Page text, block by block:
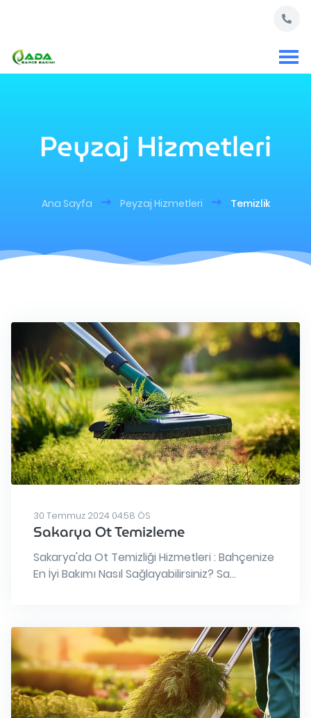
Peyzaj Hizmetleri
Ana Sayfa Peyzaj Hizmetleri Temizlik
30 Temmuz 2024 04:58 ÖS
Sakarya Ot Temizleme
Sakarya'da Ot Temizliği Hizmetleri : Bahçenize
En İyi Bakımı Nasıl Sağlayabilirsiniz? Sa...